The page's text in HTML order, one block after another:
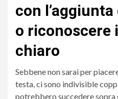
con
o riconoscere
chiaro
Sebbene non sarai per
testa, ci sono indivisible
potrebbero succedere